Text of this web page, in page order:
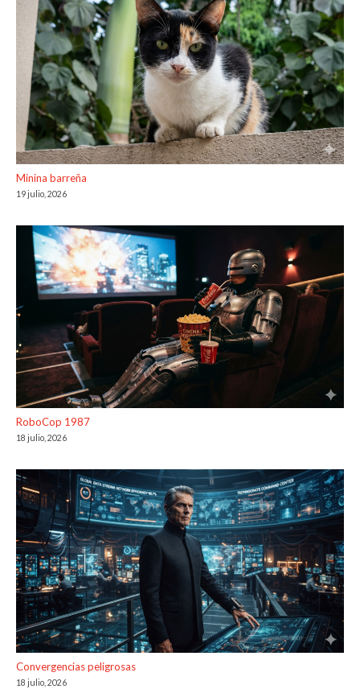
Minina barreña
19 julio, 2026
RoboCop 1987
18 julio, 2026
Convergencias peligrosas
18 julio, 2026